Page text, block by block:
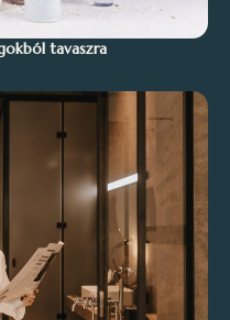
tavaszra